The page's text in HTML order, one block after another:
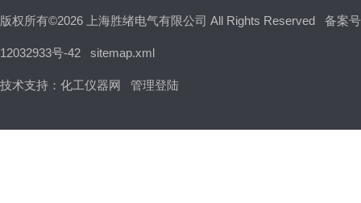
版权所有©2026 上海胜绪电气有限公司 All Rights Reserved 备案
12032933号-42 sitemap.xml
技术支持： 化工仪器网 管理登陆